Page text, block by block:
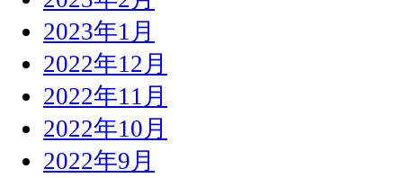
2023年1月
2022年12月
2022年11月
2022年10月
2022年9月